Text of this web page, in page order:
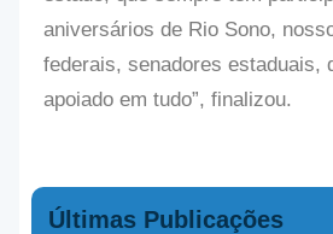
aniversários de Rio Sono,
federais, senadores estaduais,
apoiado em tudo”, finalizou.
Últimas Publicações